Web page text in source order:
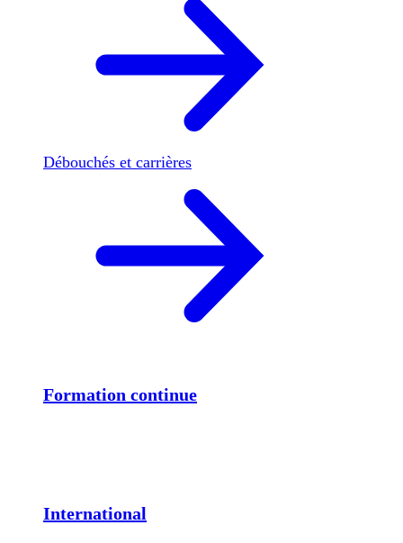
Débouchés et carrières
Formation continue
International